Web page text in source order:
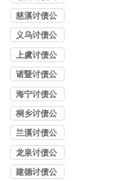
司
慈溪讨债公
司
义乌讨债公
司
上虞讨债公
司
诸暨讨债公
司
海宁讨债公
司
桐乡讨债公
司
兰溪讨债公
司
龙泉讨债公
司
建德讨债公